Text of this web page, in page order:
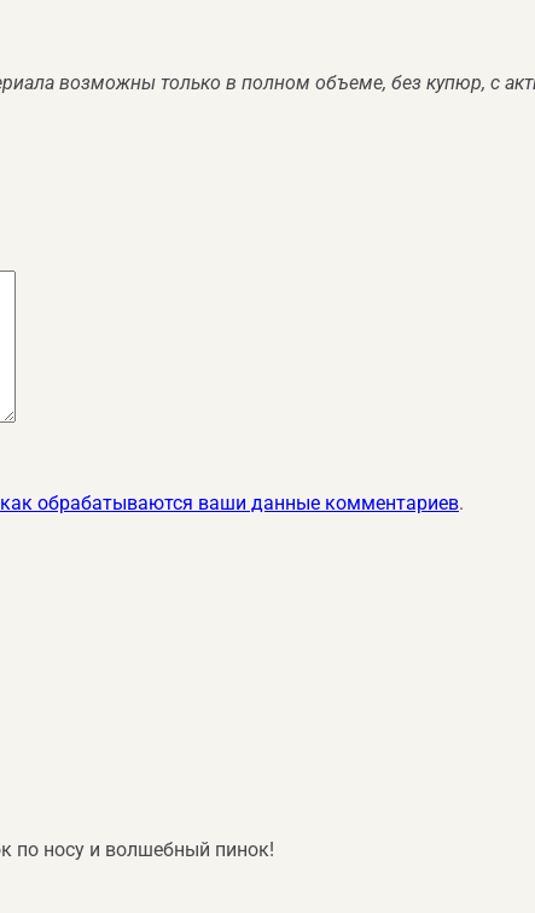
возможны только в полном объеме, без купюр, с
как обрабатываются ваши данные комментариев.
по носу и волшебный пинок!